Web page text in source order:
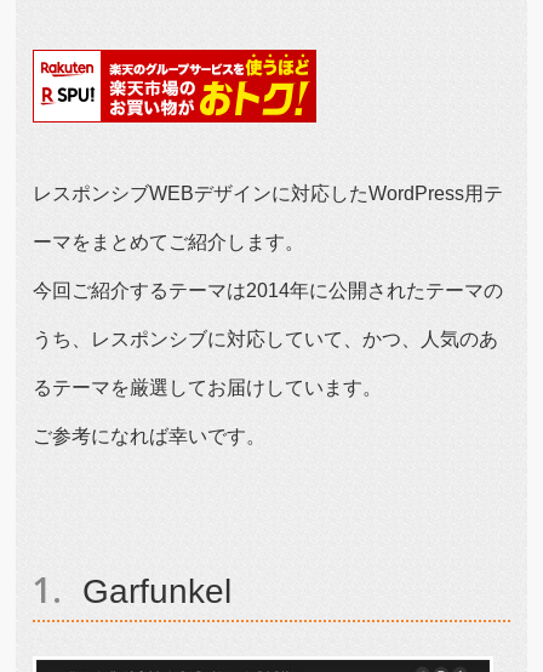
レスポンシブWEBデザインに対応したWordPress用テ
ーマをまとめてご紹介します。
今回ご紹介するテーマは2014年に公開されたテーマの
うち、レスポンシブに対応していて、かつ、人気のあ
るテーマを厳選してお届けしています。
ご参考になれば幸いです。
Garfunkel